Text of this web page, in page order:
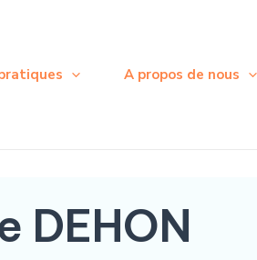
A propos de nous
DEHON